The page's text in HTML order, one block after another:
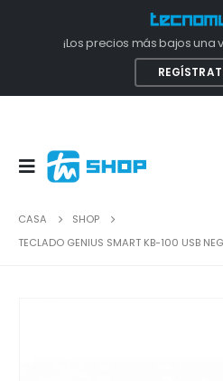
¡Los precios más bajos una
CASA
SHOP
TECLADO GENIUS SMART KB-100 USB